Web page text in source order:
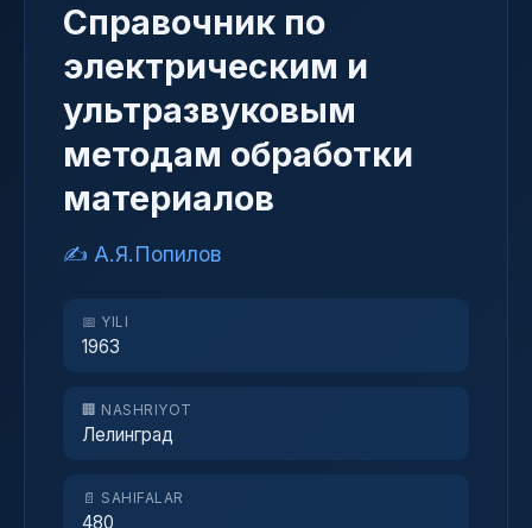
Справочник по
электрическим и
ультразвуковым
методам обработки
материалов
✍️ А.Я.Попилов
📅 YILI
1963
🏢 NASHRIYOT
Лелинград
📄 SAHIFALAR
480